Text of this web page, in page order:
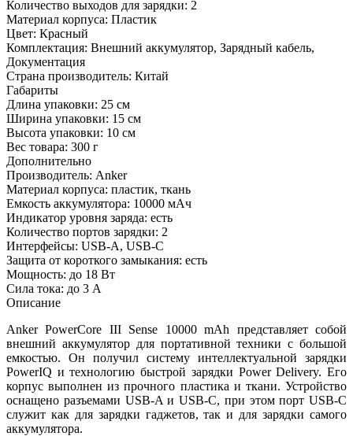
Количество выходов для зарядки: 2
Материал корпуса: Пластик
Цвет: Красный
Комплектация: Внешний аккумулятор, Зарядный кабель,
Документация
Страна производитель: Китай
Габариты
Длина упаковки: 25 см
Ширина упаковки: 15 см
Высота упаковки: 10 см
Вес товара: 300 г
Дополнительно
Производитель: Anker
Материал корпуса: пластик, ткань
Емкость аккумулятора: 10000 мАч
Индикатор уровня заряда: есть
Количество портов зарядки: 2
Интерфейсы: USB-A, USB-C
Защита от короткого замыкания: есть
Мощность: до 18 Вт
Сила тока: до 3 А
Описание
Anker PowerCore III Sense 10000 mAh представляет собой
внешний аккумулятор для портативной техники с большой
емкостью. Он получил систему интеллектуальной зарядки
PowerIQ и технологию быстрой зарядки Power Delivery. Его
корпус выполнен из прочного пластика и ткани. Устройство
оснащено разъемами USB-A и USB-C, при этом порт USB-C
служит как для зарядки гаджетов, так и для зарядки самого
аккумулятора.